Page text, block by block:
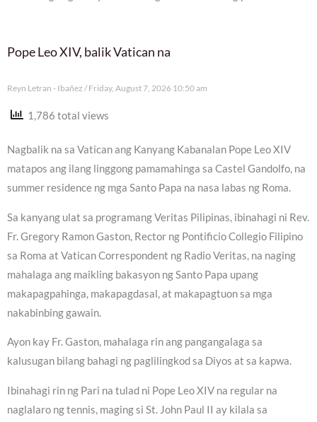
Pope Leo XIV, balik Vatican na
Reyn Letran - Ibañez Friday, August 7, 2026 10:50 am
1,786 total views
Nagbalik na sa Vatican ang Kanyang Kabanalan Pope Leo XIV
matapos ang ilang linggong pamamahinga sa Castel Gandolfo, na
summer residence ng mga Santo Papa na nasa labas ng Roma.
Sa kanyang ulat sa programang Veritas Pilipinas, ibinahagi ni Rev.
Fr. Gregory Ramon Gaston, Rector ng Pontificio Collegio Filipino
sa Roma at Vatican Correspondent ng Radio Veritas, na naging
mahalaga ang maikling bakasyon ng Santo Papa upang
makapagpahinga, makapagdasal, at makapagtuon sa mga
nakabinbing gawain.
Ayon kay Fr. Gaston, mahalaga rin ang pangangalaga sa
kalusugan bilang bahagi ng paglilingkod sa Diyos at sa kapwa.
Ibinahagi rin ng Pari na tulad ni Pope Leo XIV na regular na
naglalaro ng tennis, maging si St. John Paul II ay kilala sa